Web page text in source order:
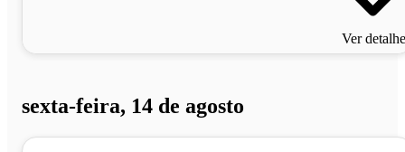
Ver
sexta-feira, 14 de agosto